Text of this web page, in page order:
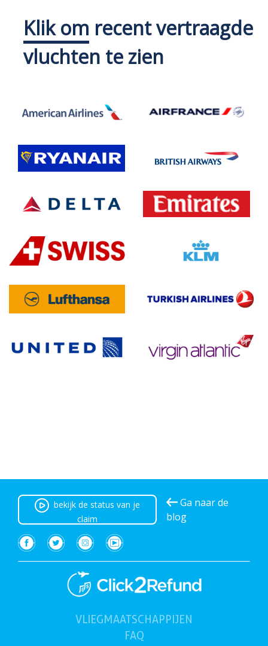
Klik om recent vertraagde
vluchten te zien
claim
Ga naar de
blog
VLIEGMAATSCHAPPIJEN
FAQ(huidig))